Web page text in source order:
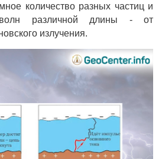
количество разных частиц и
волн различной длины - от
излучения.